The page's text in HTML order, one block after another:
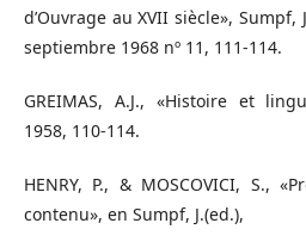
d’Ouvrage au XVII siècle»,
septiembre 1968 nº 11, 111-114.
GREIMAS, A.J., «Histoire et
1958, 110-114.
HENRY, P., & MOSCOVICI, S.,
contenu», en Sumpf, J.(ed.),